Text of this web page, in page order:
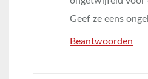
Geef ze eens
Beantwoorden